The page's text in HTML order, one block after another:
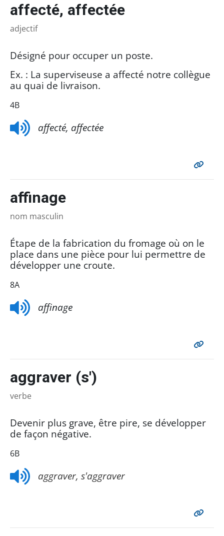
affecté, affectée
adjectif
Désigné pour occuper un poste.
Ex. : La superviseuse a affecté notre collègue
au quai de livraison.
4B
affecté, affectée
affinage
nom masculin
Étape de la fabrication du fromage où on le
place dans une pièce pour lui permettre de
développer une croute.
8A
affinage
aggraver (s')
verbe
Devenir plus grave, être pire, se développer
de façon négative.
6B
aggraver, s'aggraver